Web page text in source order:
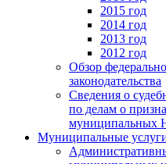
2015 год
2014 год
2013 год
2012 год
Обзор
законодательства
Сведения о
по делам о
муниципальных
Муниципальные